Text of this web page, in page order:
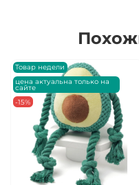
Товар недели
цена актуальна только на
сайте
-15%